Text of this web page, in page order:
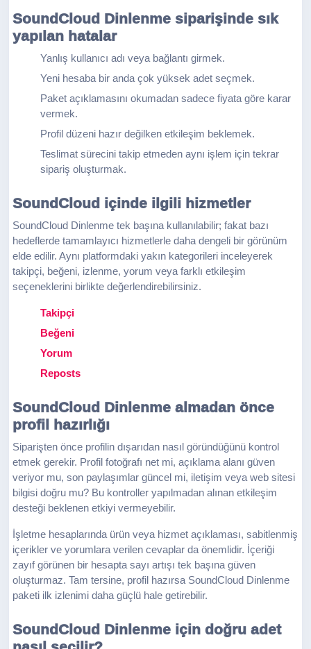
SoundCloud Dinlenme siparişinde sık
yapılan hatalar
Yanlış kullanıcı adı veya bağlantı girmek.
Yeni hesaba bir anda çok yüksek adet seçmek.
Paket açıklamasını okumadan sadece fiyata göre karar
vermek.
Profil düzeni hazır değilken etkileşim beklemek.
Teslimat sürecini takip etmeden aynı işlem için tekrar
sipariş oluşturmak.
SoundCloud içinde ilgili hizmetler
SoundCloud Dinlenme tek başına kullanılabilir; fakat bazı
hedeflerde tamamlayıcı hizmetlerle daha dengeli bir görünüm
elde edilir. Aynı platformdaki yakın kategorileri inceleyerek
takipçi, beğeni, izlenme, yorum veya farklı etkileşim
seçeneklerini birlikte değerlendirebilirsiniz.
Takipçi
Beğeni
Yorum
Reposts
SoundCloud Dinlenme almadan önce
profil hazırlığı
Siparişten önce profilin dışarıdan nasıl göründüğünü kontrol
etmek gerekir. Profil fotoğrafı net mi, açıklama alanı güven
veriyor mu, son paylaşımlar güncel mi, iletişim veya web sitesi
bilgisi doğru mu? Bu kontroller yapılmadan alınan etkileşim
desteği beklenen etkiyi vermeyebilir.
İşletme hesaplarında ürün veya hizmet açıklaması, sabitlenmiş
içerikler ve yorumlara verilen cevaplar da önemlidir. İçeriği
zayıf görünen bir hesapta sayı artışı tek başına güven
oluşturmaz. Tam tersine, profil hazırsa SoundCloud Dinlenme
paketi ilk izlenimi daha güçlü hale getirebilir.
SoundCloud Dinlenme için doğru adet